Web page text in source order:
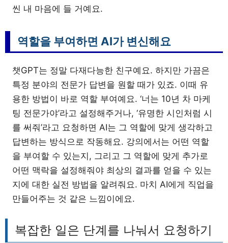
씬 내 마음에 들 거예요.
역할을 부여하면 AI가 변신해요
챗GPT는 정말 다재다능한 친구예요. 하지만 가끔은
특정 분야의 전문가 답변을 원할 때가 있죠. 이때 유
용한 방법이 바로 역할 부여예요. ‘너는 10년 차 마케
팅 전문가야’라고 설정해주거나, ‘유명한 시인처럼 시
를 써줘’라고 요청하면 AI는 그 역할에 맞게 생각하고
답변하는 방식으로 작동해요. 강의에서는 어떤 역할
을 부여할 수 있는지, 그리고 그 역할에 맞게 추가로
어떤 맥락을 설정해줘야 최상의 결과를 얻을 수 있는
지에 대한 실전 방법을 알려줘요. 마치 AI에게 직업을
만들어주는 것 같은 느낌이에요.
복잡한 일은 단계를 나눠서 요청하기